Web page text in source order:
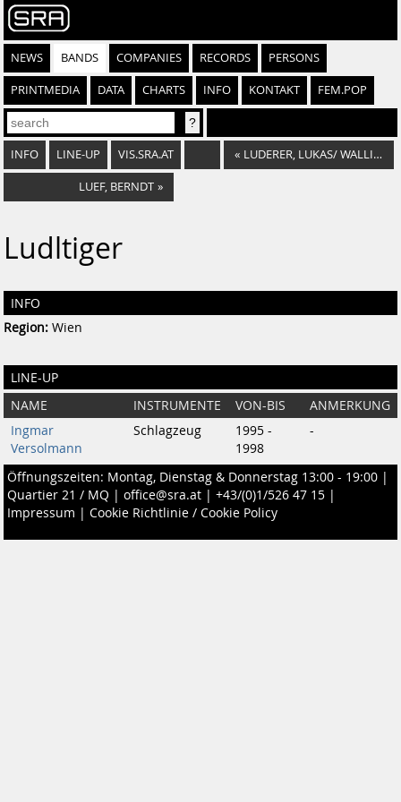
NEWS BANDS COMPANIES RECORDS PERSONS
PRINTMEDIA DATA CHARTS INFO KONTAKT FEM.POP
INFO LINE-UP VIS.SRA.AT « LUDERER, LUKAS/ WALLISCH
LUEF, BERNDT »
Ludltiger
INFO
Region: Wien
LINE-UP
NAME INSTRUMENTE VON-BIS
ANMERKUNG
Ingmar
Versolmann
Schlagzeug
1995 -
1998
-
Öffnungszeiten: Montag, Dienstag & Donnerstag 13:00 - 19:00 |
Quartier 21 / MQ | office@sra.at | +43/(0)1/526 47 15 |
Impressum | Cookie Richtlinie / Cookie Policy